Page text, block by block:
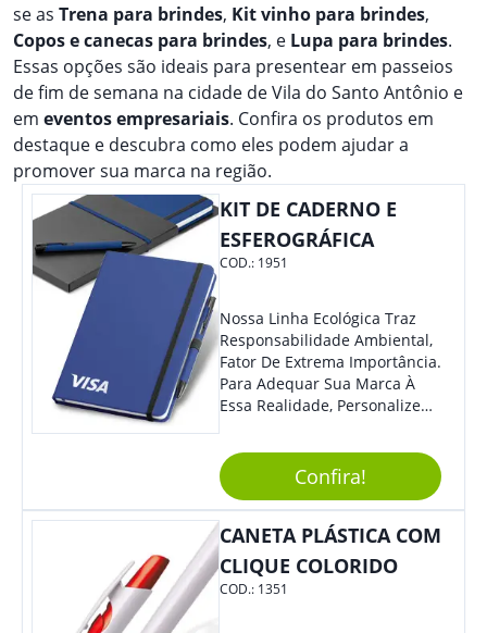
se as Trena para brindes, Kit vinho para brindes,
Copos e canecas para brindes, e Lupa para brindes.
Essas opções são ideais para presentear em passeios
de fim de semana na cidade de Vila do Santo Antônio e
em eventos empresariais. Confira os produtos em
destaque e descubra como eles podem ajudar a
promover sua marca na região.
KIT DE CADERNO E
ESFEROGRÁFICA
COD.: 1951
Nossa Linha Ecológica Traz
Responsabilidade Ambiental,
Fator De Extrema Importância.
Para Adequar Sua Marca À
Essa Realidade, Personalize
Anotações Com Post-It E
Caneta. Elaborado A Partir De
Material Reciclado, O Brinde
Também É Prático, Tornando-
Se Assim Excelente Para Uso
Cotidiano. Perfeito, Não É?!
Confira!
CANETA PLÁSTICA COM
CLIQUE COLORIDO
COD.: 1351